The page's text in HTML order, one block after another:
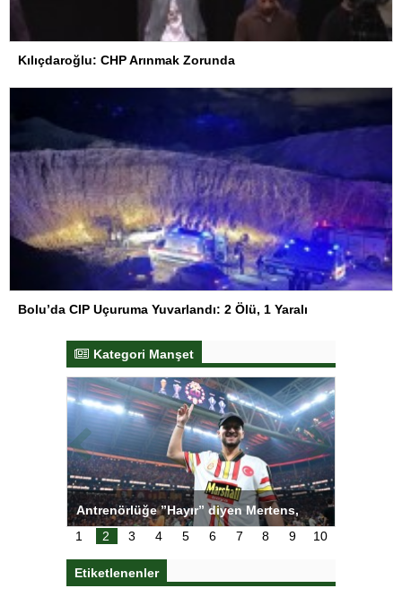
Kılıçdaroğlu: CHP Arınmak Zorunda
Bolu’da CIP Uçuruma Yuvarlandı: 2 Ölü, 1 Yaralı
Kategori Manşet
Salihli Sporcuları Kuraş’ta Gururlandırdı
1 2 3 4 5 6 7 8 9 10
Etiketlenenler